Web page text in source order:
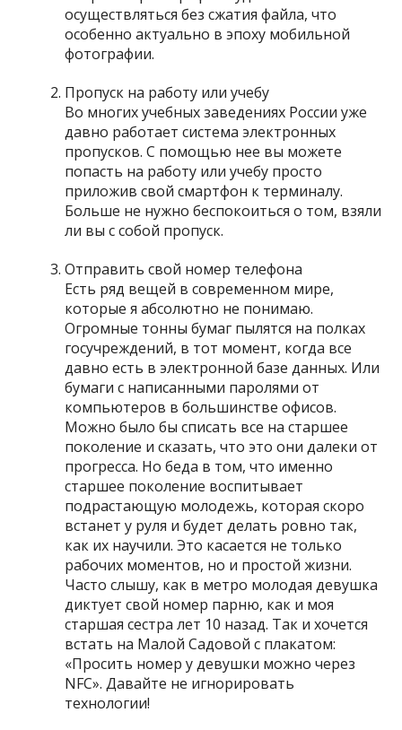
осуществляться без сжатия файла, что
особенно актуально в эпоху мобильной
фотографии.
Пропуск на работу или учебу
Во многих учебных заведениях России уже
давно работает системаэлектронных
пропусков. С помощью нее вы можете
попасть на работу или учебу просто
приложив свой смартфон к терминалу.
Больше не нужно беспокоиться о том, взяли
ли вы с собой пропуск.
Отправить свой номер телефона
Есть ряд вещей в современном мире,
которые я абсолютно не понимаю.
Огромные тонны бумаг пылятся на полках
госучреждений, в тот момент, когда все
давно есть в электронной базе данных. Или
бумаги с написанными паролями от
компьютеров в большинстве офисов.
Можно было бы списать все на старшее
поколение и сказать, что это они далеки от
прогресса. Но беда в том, что именно
старшее поколение воспитывает
подрастающую молодежь, которая скоро
встанет у руля и будет делать ровно так,
как их научили. Это касается не только
рабочих моментов, но и простой жизни.
Часто слышу, как в метро молодая девушка
диктует свой номер парню, как и моя
старшая сестра лет 10 назад. Так и хочется
встать на Малой Садовой с плакатом:
«Просить номер у девушки можно через
NFC». Давайте не игнорировать
технологии!